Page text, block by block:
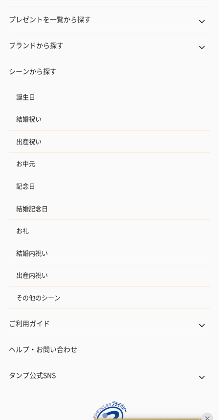
プレゼントを一覧から探す
ブランドから探す
シーンから探す
誕生日
結婚祝い
出産祝い
お中元
記念日
結婚記念日
お礼
結婚内祝い
出産内祝い
その他のシーン
ご利用ガイド
ヘルプ・お問い合わせ
タンプ公式SNS